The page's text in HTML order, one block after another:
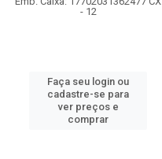
- 12
Faça seu login ou
cadastre-se para
ver preços e
comprar